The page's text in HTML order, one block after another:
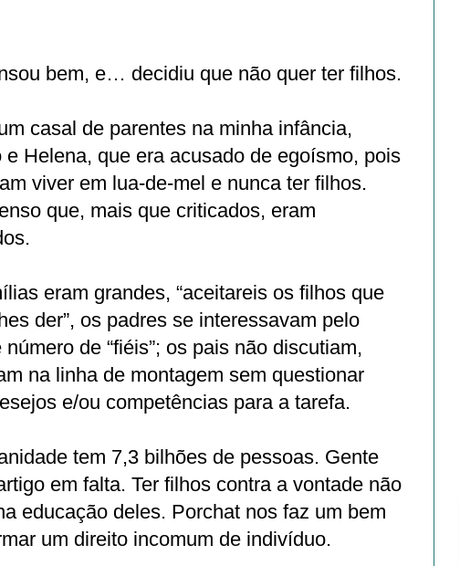
bem, e… decidiu que não quer ter filhos.
casal de parentes na minha infância,
e Helena, que era acusado de egoísmo, pois
viver em lua-de-mel e nunca ter filhos.
que, mais que criticados, eram
eram grandes, “aceitareis os filhos que
der”, os padres se interessavam pelo
número de “fiéis”; os pais não discutiam,
na linha de montagem sem questionar
e/ou competências para a tarefa.
tem 7,3 bilhões de pessoas. Gente
em falta. Ter filhos contra a vontade não
educação deles. Porchat nos faz um bem
um direito incomum de indivíduo.